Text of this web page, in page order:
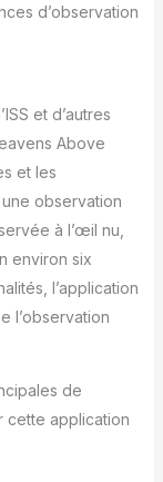
d’observation
et d’autres
Above
et les
observation
à l’œil nu,
environ six
l’application
l’observation
de
cette application